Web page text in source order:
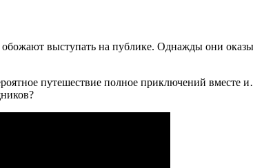
выступать на публике. Однажды они
путешествие полное приключений